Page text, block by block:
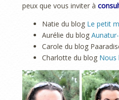
peux que vous inviter à
Natie du blog Le petit
Aurélie du blog
Carole du blog
Charlotte du blog Nous